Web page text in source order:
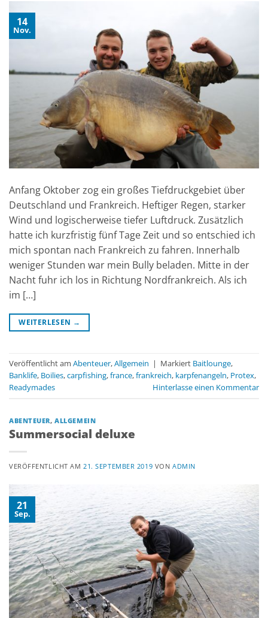
14
Nov.
Anfang Oktober zog ein großes Tiefdruckgebiet über
Deutschland und Frankreich. Heftiger Regen, starker
Wind und logischerweise tiefer Luftdruck. Zusätzlich
hatte ich kurzfristig fünf Tage Zeit und so entschied ich
mich spontan nach Frankreich zu fahren. Innerhalb
weniger Stunden war mein Bully beladen. Mitte in der
Nacht fuhr ich los in Richtung Nordfrankreich. Als ich
im […]
WEITERLESEN →
Veröffentlicht am Abenteuer,Allgemein | Markiert Baitlounge,
Banklife, Boilies,carpfishing,france,frankreich, karpfenangeln, Protex,
Readymades
Hinterlasse einen Kommentar
ABENTEUER,ALLGEMEIN
Summersocial deluxe
VERÖFFENTLICHT AM21. SEPTEMBER 2019 VON ADMIN
21
Sep.